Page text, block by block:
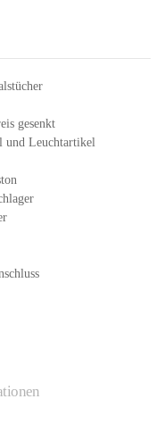
gesenkt
und Leuchtartikel